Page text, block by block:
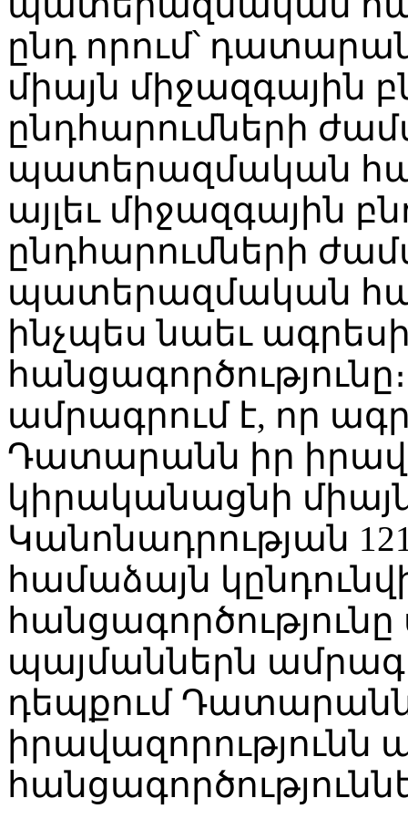
ընդ որում՝
միայն միջազգային
ընդհարումների
պատերազմական
այլեւ միջազգային
ընդհարումների
պատերազմական
ինչպես նաեւ
ամրագրում է, որ
Դատարանն իր
կիրականացնի
Կանոնադրության
համաձայն
պայմաններն
դեպքում
իրավազորությունն